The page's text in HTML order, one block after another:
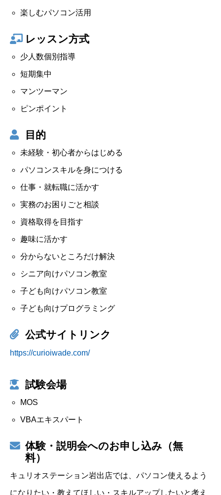
楽しむパソコン活用
レッスン方式
少人数個別指導
短期集中
マンツーマン
ピンポイント
目的
未経験・初心者からはじめる
パソコンスキルを身につける
仕事・就転職に活かす
実務のお困りごと相談
資格取得を目指す
趣味に活かす
分からないところだけ解決
シニア向けパソコン教室
子ども向けパソコン教室
子ども向けプログラミング
公式サイトリンク
https://curioiwade.com/
試験会場
MOS
VBAエキスパート
体験・説明会へのお申し込み（無
料）
キュリオステーション岩出店では、パソコン使えるよう
になりたい・教えてほしい・スキルアップしたいと考え